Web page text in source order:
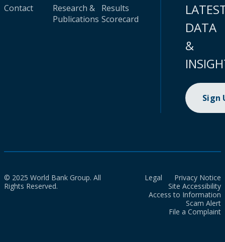
Contact
Research &
Publications
Results
Scorecard
DATA
&
Sign
© 2025 World Bank Group. All
Rights Reserved.
Legal
Privacy Notice
Site Accessibility
Access to Information
Scam Alert
File a Complaint